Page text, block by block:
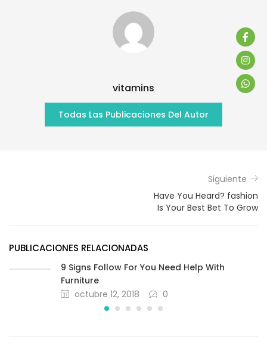
vitamins
Todas Las Publicaciones Del Autor
Siguiente
Have You Heard? fashion
Is Your Best Bet To Grow
PUBLICACIONES RELACIONADAS
9 Signs Follow For You Need Help With
Furniture
octubre 12, 2018
0